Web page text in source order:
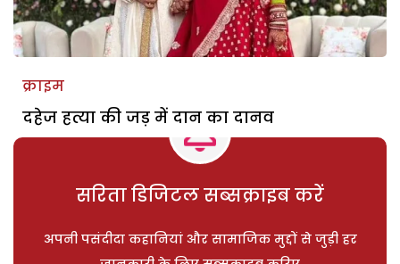
क्राइम
दहेज हत्या की जड़ में दान का दानव
सरिता डिजिटल सब्सक्राइब करें
अपनी पसंदीदा कहानियां और सामाजिक मुद्दों से जुड़ी हर